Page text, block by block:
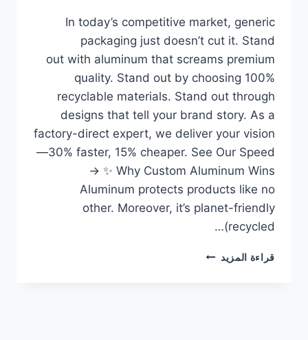
In today’s competitive market, generic
packaging just doesn’t cut it. Stand
out with aluminum that screams premium
quality. Stand out by choosing 100%
recyclable materials. Stand out through
designs that tell your brand story. As a
factory-direct expert, we deliver your vision
—30% faster, 15% cheaper. See Our Speed
→ ✨ Why Custom Aluminum Wins
Aluminum protects products like no
other. Moreover, it’s planet-friendly
(recycled…
قراءة المزيد